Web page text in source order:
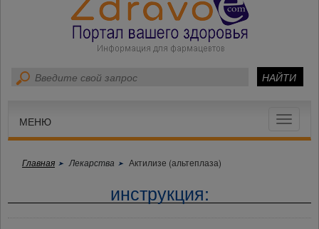
Toggle
МЕНЮ
Главная Лекарства Актилизе (альтеплаза)
инструкция: